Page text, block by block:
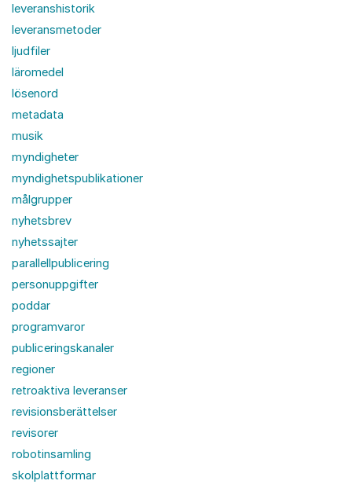
leveranshistorik
leveransmetoder
ljudfiler
läromedel
lösenord
metadata
musik
myndigheter
myndighetspublikationer
målgrupper
nyhetsbrev
nyhetssajter
parallellpublicering
personuppgifter
poddar
programvaror
publiceringskanaler
regioner
retroaktiva leveranser
revisionsberättelser
revisorer
robotinsamling
skolplattformar